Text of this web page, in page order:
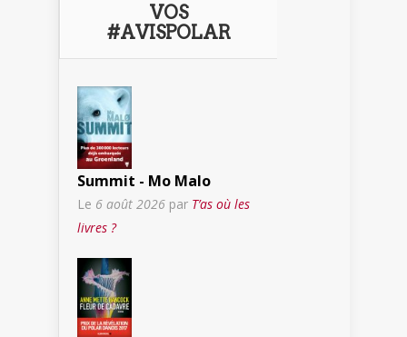
VOS
#AVISPOLAR
Summit - Mo Malo
Le 6 août 2026 par T’as où les
livres ?